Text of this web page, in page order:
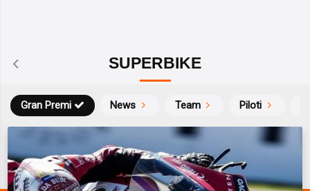
SUPERBIKE
News
Gran Premi Team Piloti